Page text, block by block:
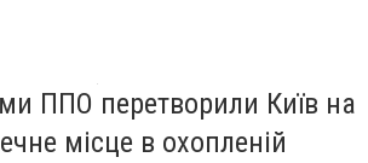
ППО перетворили Київ на
місце в охопленій